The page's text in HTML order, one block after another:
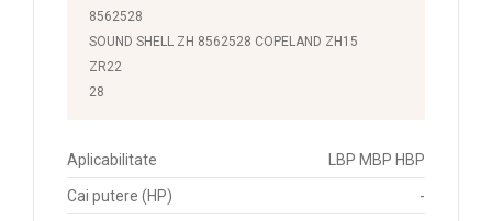
8562528
SOUND SHELL ZH 8562528 COPELAND ZH15
ZR22
28
Aplicabilitate LBP MBP HBP
Cai putere (HP) -